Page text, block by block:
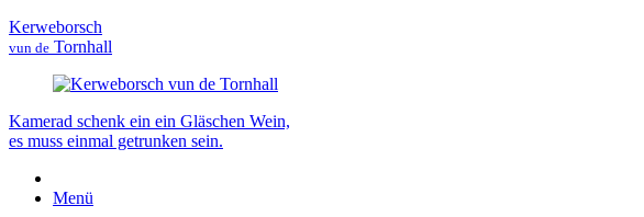
Kerweborsch
vun de Tornhall
Kamerad schenk ein ein Gläschen Wein,
es muss einmal getrunken sein.
Menü